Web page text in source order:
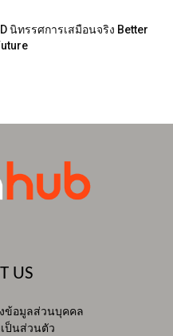
นิทรรศการเสมือนจริง Better
US
ข้อมูลส่วนบุคคล
ป็นส่วนตัว